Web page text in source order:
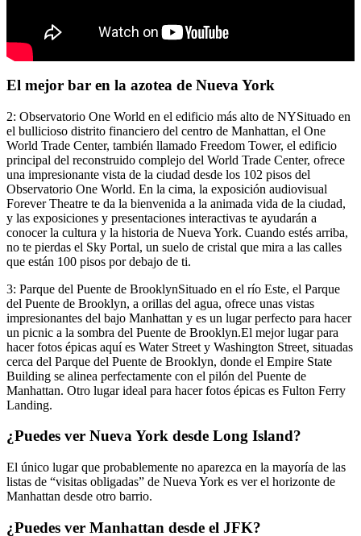
El mejor bar en la azotea de Nueva York
2: Observatorio One World en el edificio más alto de NYSituado en
el bullicioso distrito financiero del centro de Manhattan, el One
World Trade Center, también llamado Freedom Tower, el edificio
principal del reconstruido complejo del World Trade Center, ofrece
una impresionante vista de la ciudad desde los 102 pisos del
Observatorio One World. En la cima, la exposición audiovisual
Forever Theatre te da la bienvenida a la animada vida de la ciudad,
y las exposiciones y presentaciones interactivas te ayudarán a
conocer la cultura y la historia de Nueva York. Cuando estés arriba,
no te pierdas el Sky Portal, un suelo de cristal que mira a las calles
que están 100 pisos por debajo de ti.
3: Parque del Puente de BrooklynSituado en el río Este, el Parque
del Puente de Brooklyn, a orillas del agua, ofrece unas vistas
impresionantes del bajo Manhattan y es un lugar perfecto para hacer
un picnic a la sombra del Puente de Brooklyn.El mejor lugar para
hacer fotos épicas aquí es Water Street y Washington Street, situadas
cerca del Parque del Puente de Brooklyn, donde el Empire State
Building se alinea perfectamente con el pilón del Puente de
Manhattan. Otro lugar ideal para hacer fotos épicas es Fulton Ferry
Landing.
¿Puedes ver Nueva York desde Long Island?
El único lugar que probablemente no aparezca en la mayoría de las
listas de “visitas obligadas” de Nueva York es ver el horizonte de
Manhattan desde otro barrio.
¿Puedes ver Manhattan desde el JFK?